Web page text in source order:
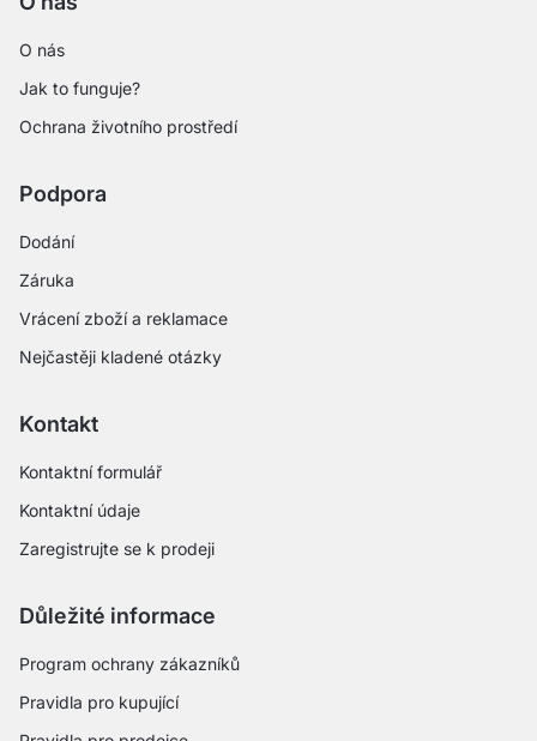
O nás
Jak to funguje?
Ochrana životního prostředí
Podpora
Dodání
Záruka
Vrácení zboží a reklamace
Nejčastěji kladené otázky
Kontakt
Kontaktní formulář
Kontaktní údaje
Zaregistrujte se k prodeji
Důležité informace
Program ochrany zákazníků
Pravidla pro kupující